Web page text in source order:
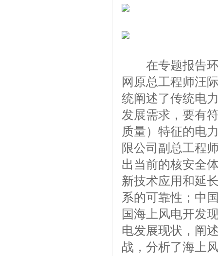
在专题报告环
网原总工程师汪
统阐述了传统电
发展需求，要有
质量）特征的电
限公司副总工程
出当前的核安全
新技术应用和延
系的可靠性；中
国海上风电开发
电发展现状，阐
战，分析了海上